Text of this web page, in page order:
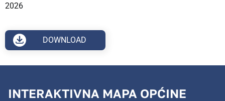
2026
DOWNLOAD
INTERAKTIVNA MAPA OPĆINE